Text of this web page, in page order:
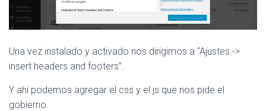
Una vez instalado y activado nos dirigimos a “Ajustes ->
insert headers and footers”.
Y ahí podemos agregar el css y el js que nos pide el
gobierno.